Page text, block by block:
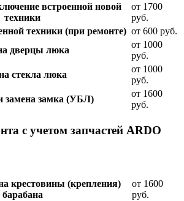
встроенной новой
техники
от 1700
руб.
техники (при ремонте) от 600 руб.
дверцы люка
от 1000
руб.
стекла люка
от 1000
руб.
замена замка (УБЛ)
от 1600
руб.
с учетом запчастей ARDO
крестовины (крепления)
барабана
от 1600
руб.